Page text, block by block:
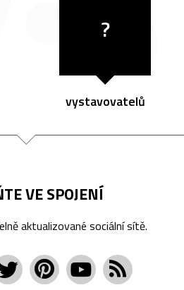
?
vystavovatelů
VE SPOJENÍ
aktualizované sociální sítě.